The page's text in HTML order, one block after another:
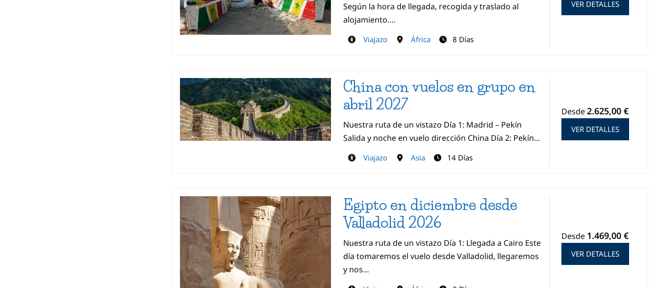
Según la hora de llegada, recogida y traslado al
alojamiento….
Viajazo África 8 Días
VER DETALLES
China con vuelos en grupo en
abril 2027
Nuestra ruta de un vistazo Día 1: Madrid – Pekín
Salida y noche en vuelo dirección China Día 2: Pekín…
Viajazo Asia 14 Días
Desde2.625,00 €
VER DETALLES
Egipto en diciembre desde
Valladolid 2026
Nuestra ruta de un vistazo Día 1: Llegada a Cairo Este
día tomaremos el vuelo desde Valladolid, llegaremos
y nos…
Desde 1.469,00 €
VER DETALLES